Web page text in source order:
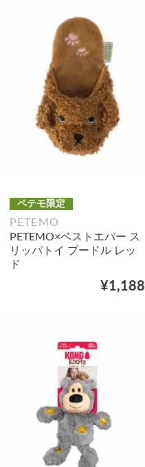
ペテモ限定
PETEMO
PETEMO×ベストエバー ス
リッパトイ プードル レッ
ド
¥1,188